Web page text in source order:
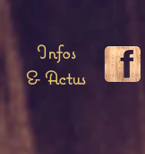
Infos
& Actus